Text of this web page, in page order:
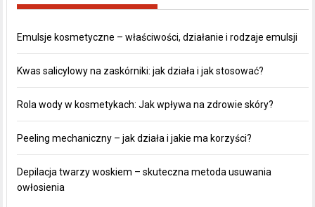
Emulsje kosmetyczne – właściwości, działanie i rodzaje emulsji
Kwas salicylowy na zaskórniki: jak działa i jak stosować?
Rola wody w kosmetykach: Jak wpływa na zdrowie skóry?
Peeling mechaniczny – jak działa i jakie ma korzyści?
Depilacja twarzy woskiem – skuteczna metoda usuwania
owłosienia